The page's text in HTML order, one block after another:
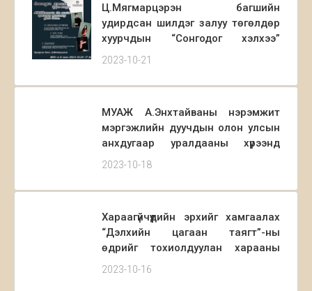
Ц.Мягмарцэрэн багшийн
удирдсан шилдэг залуу төгөлдөр
хуурчдын “Сонгодог хэлхээ”
тоглолт 2023 оны 10 сарын 24-нд
хуурын урлагт дуртай хэн бүхнийг
2023-10-21
МУАЖ А.Энхтайваны нэрэмжит
мэргэжлийн дуучдын олон улсын
анхдугаар уралдааны хүрээнд
болох “А.ЭНХТАЙВАН-
УРЛАГ” Эрдэм шинжилгээний
байна.
2023-10-18
Хараагүйчүүдийн эрхийг хамгаалах
“Дэлхийн цагаан таягт”-ны
өдрийг тохиолдуулан харааны
бэрхшээлтэй хүүхдүүдэд ерөнхий
2023-10-16